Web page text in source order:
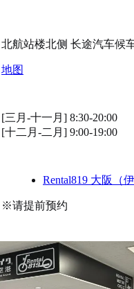
北航站楼北侧 长途汽车候
地图
[三月-十一月] 8:30-20:00
[十二月-二月] 9:00-19:00
Rental819 大阪（
※请提前预约